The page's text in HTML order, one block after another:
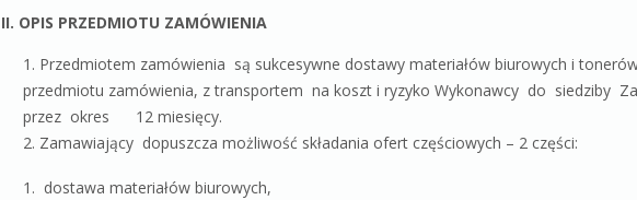
II. OPIS PRZEDMIOTU ZAMÓWIENIA
Przedmiotem zamówienia są sukcesywne dostawy materiałów biurowych i
przedmiotu zamówienia, z transportem na koszt i ryzyko Wykonawcy do siedziby
przez okres 12 miesięcy.
Zamawiający dopuszcza możliwość składania ofert częściowych – 2 części:
dostawa materiałów biurowych,